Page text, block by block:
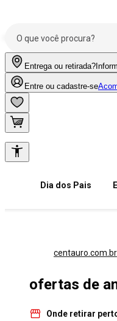
Entrega ou retirada?
Entre ou cadastre-se
Dia dos Pais
centauro.com.br
ofertas de
Onde retirar